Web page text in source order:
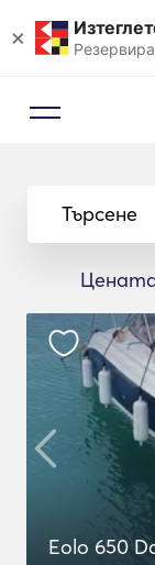
×
Търсене
Eolo 650